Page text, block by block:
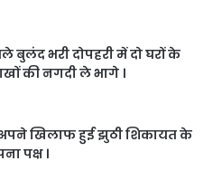
बुलंद भरी दोपहरी में दो घरों के
की नगदी ले भागे ।
अपने खिलाफ हुई झुठी शिकायत के
पक्ष ।